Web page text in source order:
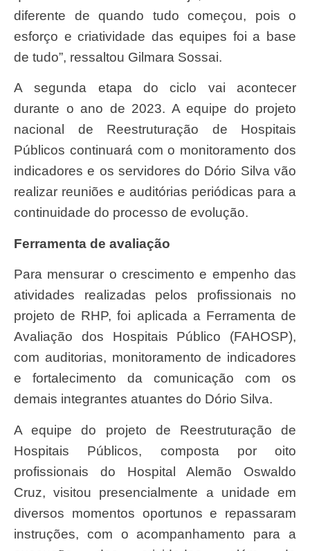
diferente de quando tudo começou, pois o
esforço e criatividade das equipes foi a base
de tudo”, ressaltou Gilmara Sossai.
A segunda etapa do ciclo vai acontecer
durante o ano de 2023. A equipe do projeto
nacional de Reestruturação de Hospitais
Públicos continuará com o monitoramento dos
indicadores e os servidores do Dório Silva vão
realizar reuniões e auditórias periódicas para a
continuidade do processo de evolução.
Ferramenta de avaliação
Para mensurar o crescimento e empenho das
atividades realizadas pelos profissionais no
projeto de RHP, foi aplicada a Ferramenta de
Avaliação dos Hospitais Público (FAHOSP),
com auditorias, monitoramento de indicadores
e fortalecimento da comunicação com os
demais integrantes atuantes do Dório Silva.
A equipe do projeto de Reestruturação de
Hospitais Públicos, composta por oito
profissionais do Hospital Alemão Oswaldo
Cruz, visitou presencialmente a unidade em
diversos momentos oportunos e repassaram
instruções, com o acompanhamento para a